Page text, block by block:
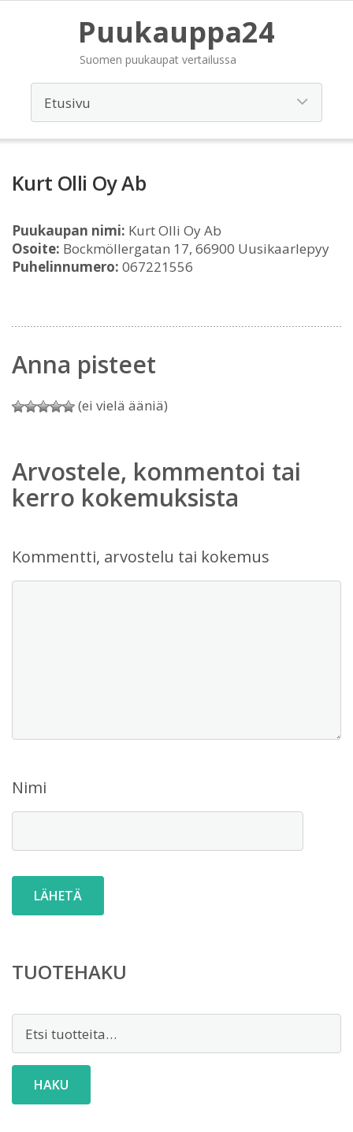
Puukauppa24
Suomen puukaupat vertailussa
Kurt Olli Oy Ab
Puukaupan nimi: Kurt Olli Oy Ab
Osoite: Bockmöllergatan 17, 66900 Uusikaarlepyy
Puhelinnumero: 067221556
Anna pisteet
(ei vielä ääniä)
Arvostele, kommentoi tai
kerro kokemuksista
Kommentti, arvostelu tai kokemus
Nimi
TUOTEHAKU
HAKU